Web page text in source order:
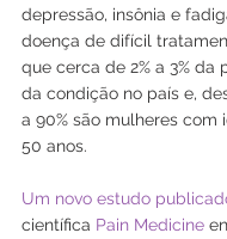
depressão, insônia e
doença de difícil
que cerca de 2% a 3% da
da condição no país e,
a 90% são mulheres com
50 anos.
Um novo estudo
científica Pain Medicine